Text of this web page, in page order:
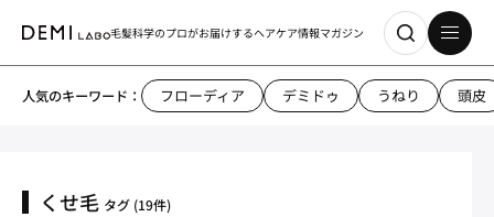
毛髪科学のプロがお届けするヘアケア情報マガジン
人気のキーワード： フローディア デミドゥ うねり 頭皮
くせ毛 タグ (19件)